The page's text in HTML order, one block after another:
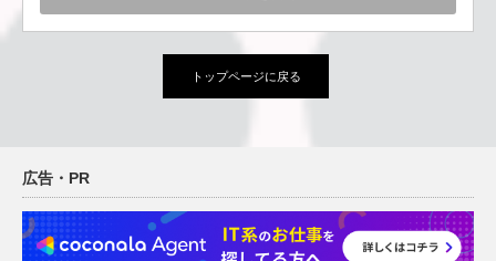
トップページに戻る
広告・PR